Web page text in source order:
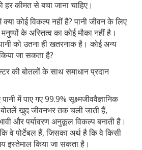
हर कीमत से बचा जाना चाहिए।
कोई विकल्प नहीं है? पानी जीवन के लिए
के अस्तित्व का कोई मौका नहीं है।
को उतना ही खतरनाक है। कोई अन्य
जा सकता है?
की बोतलों के साथ समाधान प्रदान
में पाए गए 99.9% सूक्ष्मजीववैज्ञानिक
बोतलें खुद जीवनभर तक चली जाती हैं,
और पर्यावरण अनुकूल विकल्प बनाती है।
वे पोर्टेबल हैं, जिसका अर्थ है कि वे किसी
इस्तेमाल किया जा सकता है।